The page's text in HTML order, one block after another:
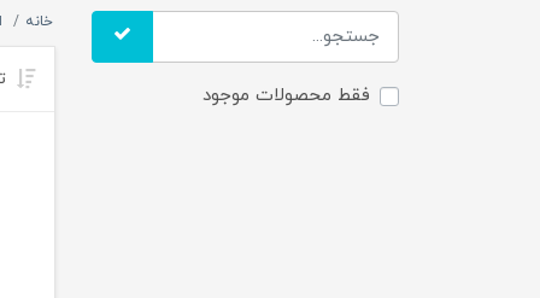
فقط محصولات موجود
خانه